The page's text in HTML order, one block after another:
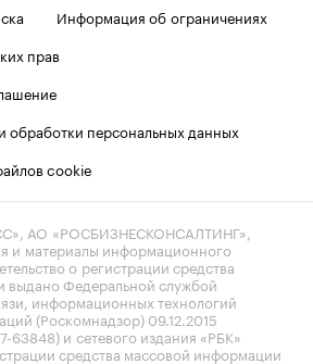
Информация об ограничениях
прав
обработки персональных данных
cookie
АО «РОСБИЗНЕСКОНСАЛТИНГ»,
и материалы информационного
о регистрации средства
выдано Федеральной службой
информационных технологий
(Роскомнадзор) 09.12.2015
и сетевого издания «РБК»
средства массовой информации